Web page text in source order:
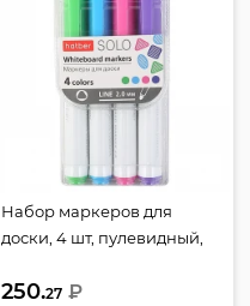
Набор маркеров для
доски, 4 шт, пулевидный,
упаковка ПВХ,
250.27 ₽